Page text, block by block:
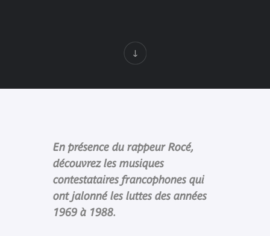
En présence du rappeur Rocé,
découvrez les musiques
contestataires francophones qui
ont jalonné les luttes des années
1969 à 1988.